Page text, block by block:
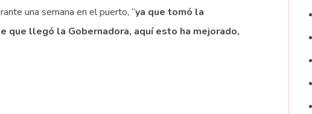
una semana en el puerto, “ya que tomó la
llegó la Gobernadora, aquí esto ha mejorado,